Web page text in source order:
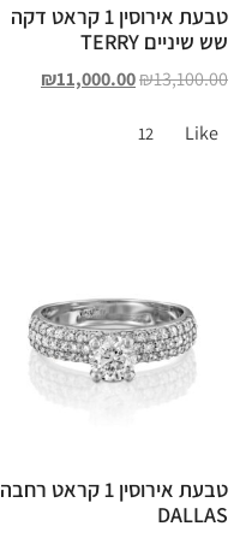
טבעת אירוסין 1 קראט דקה
שש שיניים TERRY
₪13,100.00
₪11,000.00
Like
12
טבעת אירוסין 1 קראט רחבה
DALLAS